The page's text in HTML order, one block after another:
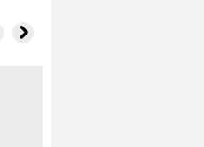
Photos